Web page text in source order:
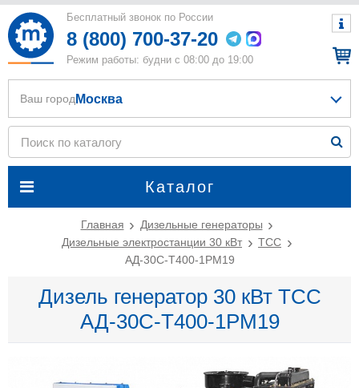
Бесплатный звонок по России
8 (800) 700-37-20
Режим работы: будни с 08:00 до 19:00
Каталог
Ваш город Москва
Главная
Дизельные генераторы
Дизельные электростанции 30 кВт
ТСС
АД-30С-Т400-1РМ19
Дизель генератор 30 кВт ТСС
АД-30С-Т400-1РМ19